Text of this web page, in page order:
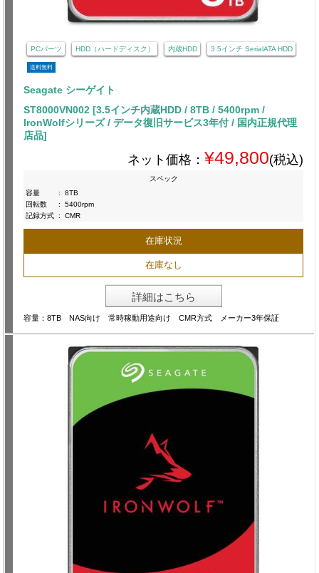
PCパーツ HDD（ハードディスク） 内蔵HDD 3.5インチ SerialATA HDD
送料無料
Seagate シーゲイト
ST8000VN002 [3.5インチ内蔵HDD / 8TB / 5400rpm /
IronWolfシリーズ / データ復旧サービス3年付 / 国内正規代理
店品]
ネット価格： ¥49,800(税込)
スペック
容量
:
8TB
回転数
:
5400rpm
記録方式 : CMR
在庫状況
在庫なし
詳細はこちら
容量：8TB NAS向け 常時稼動用途向け CMR方式 メーカー3年保証